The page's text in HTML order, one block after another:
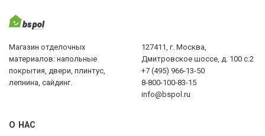
Магазин отделочных
материалов: напольные
покрытия, двери, плинтус,
лепнина, сайдинг.
127411, г. Москва,
Дмитровское шоссе, д. 100 с.2
+7 (495) 966-13-50
8-800-100-83-15
info@bspol.ru
О НАС